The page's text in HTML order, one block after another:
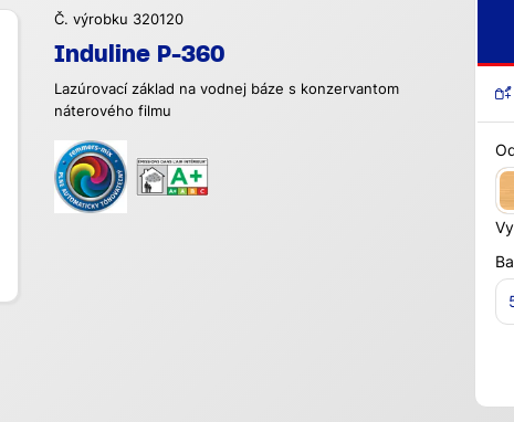
Č. výrobku 320120
Induline P-360
Lazúrovací základ na vodnej báze s konzervantom
náterového filmu